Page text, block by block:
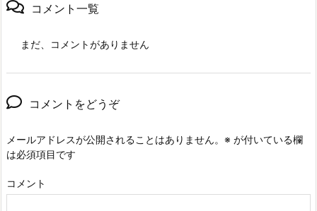
コメント一覧
まだ、コメントがありません
コメントをどうぞ
メールアドレスが公開されることはありません。 ※ が付いている欄
は必須項目です
コメント